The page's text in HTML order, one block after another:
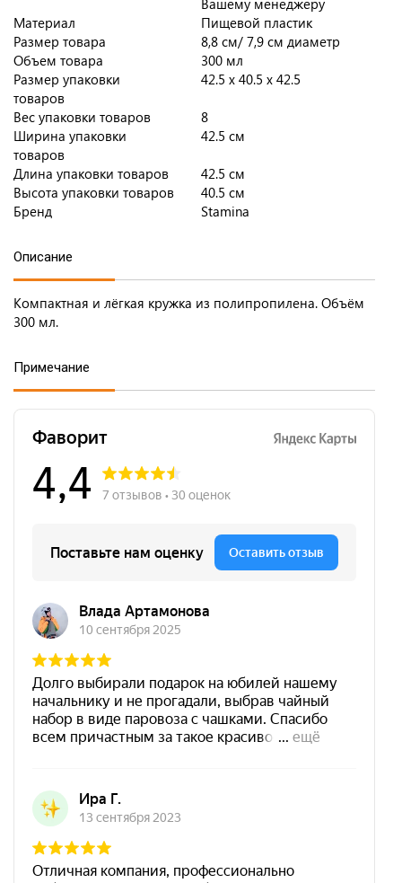
Вашему менеджеру
Материал
Пищевой пластик
Размер товара
8,8 см/ 7,9 см диаметр
Объем товара
300 мл
Размер упаковки
товаров
42.5 x 40.5 x 42.5
Вес упаковки товаров
8
Ширина упаковки
товаров
42.5 см
Длина упаковки товаров
42.5 см
Высота упаковки товаров
40.5 см
Бренд
Stamina
Описание
Компактная и лёгкая кружка из полипропилена. Объём
300 мл.
Примечание